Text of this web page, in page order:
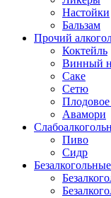
Настойки
Бальзам
Прочий
Коктейль
Винный
Саке
Сетю
Авамори
Пиво
Сидр